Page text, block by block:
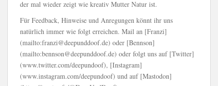
der mal wieder zeigt wie kreativ Mutter Natur ist.
Für Feedback, Hinweise und Anregungen könnt ihr uns
natürlich immer wie folgt erreichen. Mail an [Franzi]
(mailto:franzi@deepunddoof.de) oder [Bennson]
(mailto:bennson@deepunddoof.de) oder folgt uns auf [Twitter]
(www.twitter.com/deepundoof), [Instagram]
(www.instagram.com/deepundoof) und auf [Mastodon]